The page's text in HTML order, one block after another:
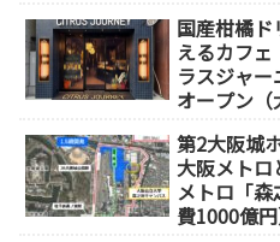
国産柑橘
えるカフェ
ラスジャ
オープン
第2大阪城
大阪メトロ
メトロ「
費1000億